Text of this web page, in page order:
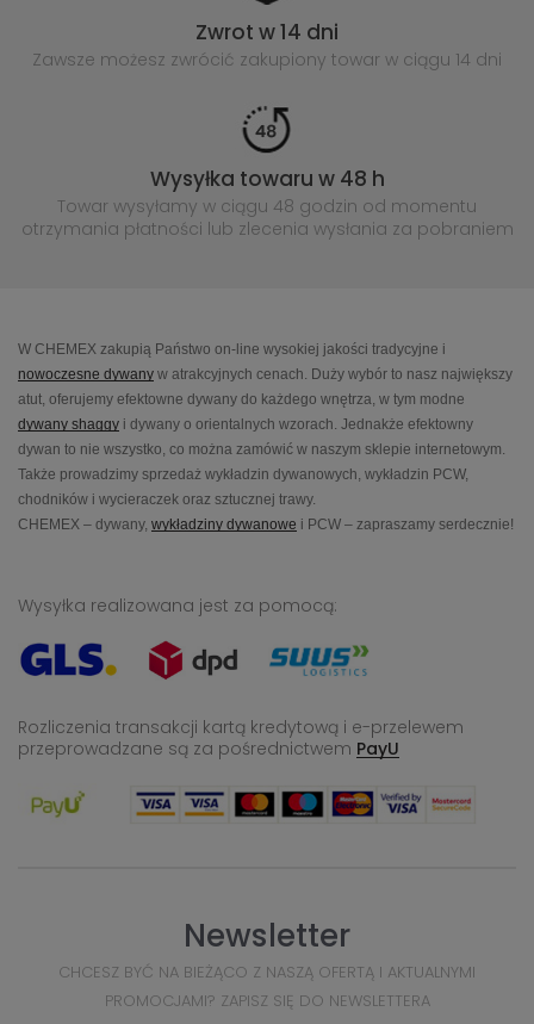
Zwrot w 14 dni
Zawsze możesz zwrócić zakupiony towar w ciągu 14 dni
Wysyłka towaru w 48 h
Towar wysyłamy w ciągu 48 godzin od momentu
otrzymania płatności lub zlecenia wysłania za pobraniem
W CHEMEX zakupią Państwo on-line wysokiej jakości tradycyjne i
nowoczesne dywany w atrakcyjnych cenach. Duży wybór to nasz największy
atut, oferujemy efektowne dywany do każdego wnętrza, w tym modne
dywany shaggy i dywany o orientalnych wzorach. Jednakże efektowny
dywan to nie wszystko, co można zamówić w naszym sklepie internetowym.
Także prowadzimy sprzedaż wykładzin dywanowych, wykładzin PCW,
chodników i wycieraczek oraz sztucznej trawy.
CHEMEX – dywany, wykładziny dywanowe i PCW – zapraszamy serdecznie!
Wysyłka realizowana jest za pomocą:
Rozliczenia transakcji kartą kredytową i e-przelewem
przeprowadzane są za pośrednictwem PayU
Newsletter
CHCESZ BYĆ NA BIEŻĄCO Z NASZĄ OFERTĄ I AKTUALNYMI
PROMOCJAMI? ZAPISZ SIĘ DO NEWSLETTERA